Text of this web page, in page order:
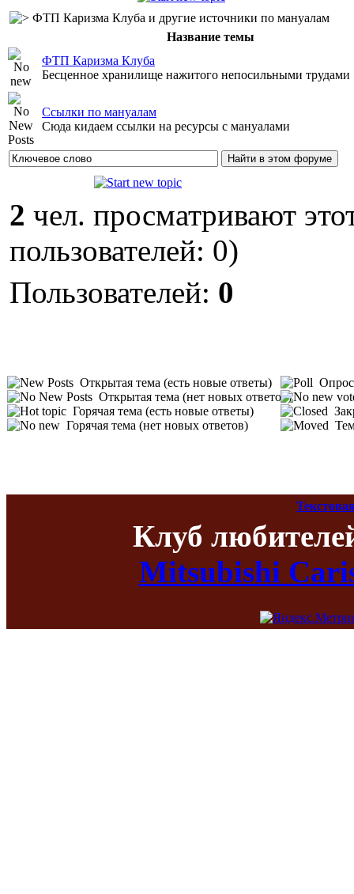
ФТП Каризма Клуба и другие источники по мануалам
Название темы
ФТП Каризма Клуба
Бесценное хранилище нажитого непосильными трудами
Ссылки по мануалам
Сюда кидаем ссылки на ресурсы с мануалами
2 чел. просматривают
пользователей: 0)
Пользователей: 0
Открытая тема (есть новые ответы)
Открытая тема (нет новых ответов)
Горячая тема (есть новые ответы)
Горячая тема (нет новых ответов)
Опрос
Клуб
Mitsubishi